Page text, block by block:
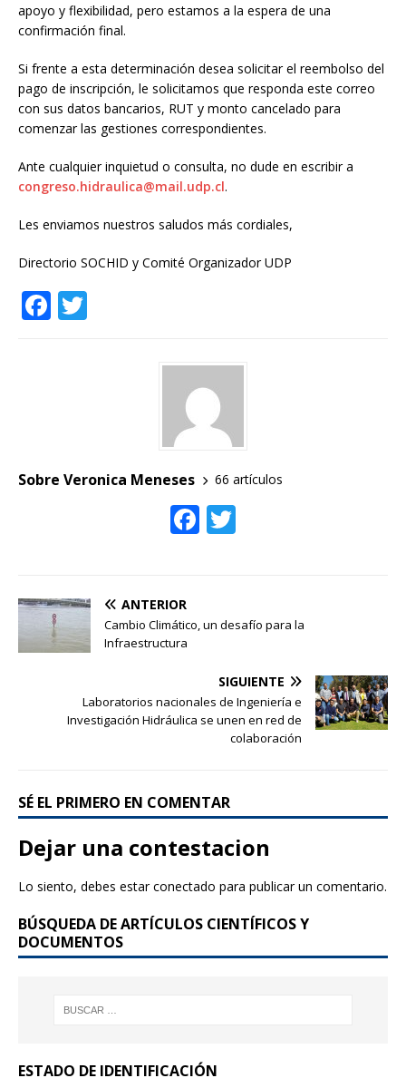
apoyo y flexibilidad, pero estamos a la espera de una
confirmación final.
Si frente a esta determinación desea solicitar el reembolso del
pago de inscripción, le solicitamos que responda este correo
con sus datos bancarios, RUT y monto cancelado para
comenzar las gestiones correspondientes.
Ante cualquier inquietud o consulta, no dude en escribir a
congreso.hidraulica@mail.udp.cl.
Les enviamos nuestros saludos más cordiales,
Directorio SOCHID y Comité Organizador UDP
F
o
Sobre Veronica Meneses 66 artículos
F
o
k
ANTERIOR
Cambio Climático, un desafío para la
Infraestructura
SIGUIENTE
Laboratorios nacionales de Ingeniería e
Investigación Hidráulica se unen en red de
colaboración
SÉ EL PRIMERO EN COMENTAR
Dejar una contestacion
Lo siento, debes estarconectado para publicar un comentario.
BÚSQUEDA DE ARTÍCULOS CIENTÍFICOS Y
DOCUMENTOS
ESTADO DE IDENTIFICACIÓN